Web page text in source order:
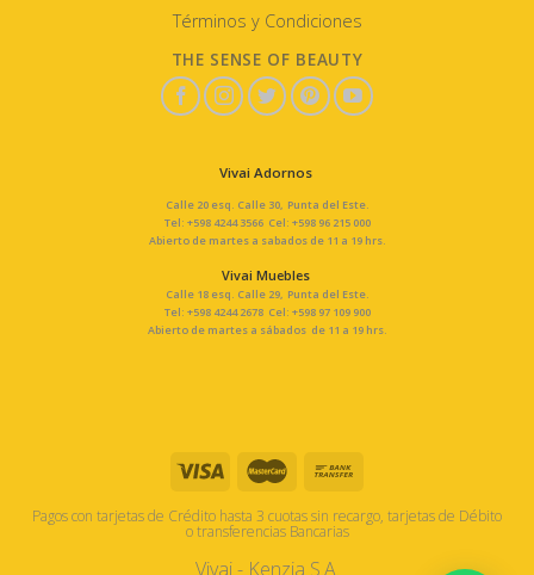
Términos y Condiciones
THE SENSE OF BEAUTY
Vivai Adornos
Calle 20 esq. Calle 30, Punta del Este.
Tel: +598 4244 3566 Cel: +598 96 215 000
Abierto de martes a sabados de 11 a 19 hrs.
Vivai Muebles
Calle 18 esq. Calle 29, Punta del Este.
Tel: +598 4244 2678 Cel: +598 97 109 900
Abierto de martes a sábados de 11 a 19 hrs.
Pagos con tarjetas de Crédito hasta 3 cuotas sin recargo, tarjetas de Débito
o transferencias Bancarias
Vivai - Kenzia S.A.